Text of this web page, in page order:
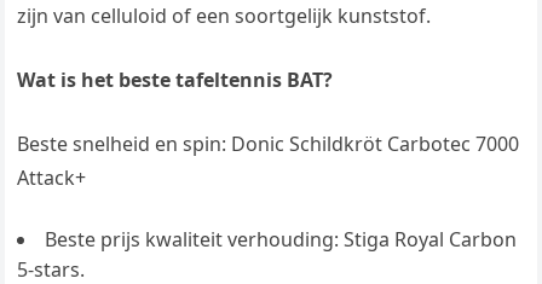
zijn van celluloid of een soortgelijk kunststof.
Wat is het beste tafeltennis BAT?
Beste snelheid en spin: Donic Schildkröt Carbotec 7000
Attack+
Beste prijs kwaliteit verhouding: Stiga Royal Carbon
5-stars.